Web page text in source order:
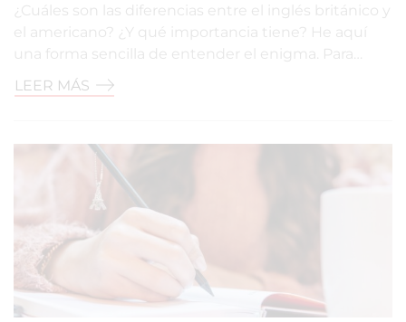
¿Cuáles son las diferencias entre el inglés británico y
el americano? ¿Y qué importancia tiene? He aquí
una forma sencilla de entender el enigma. Para…
LEER MÁS